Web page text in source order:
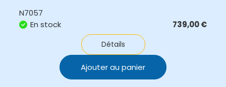
N7057
En stock
739,00€
Détails
Ajouter au panier